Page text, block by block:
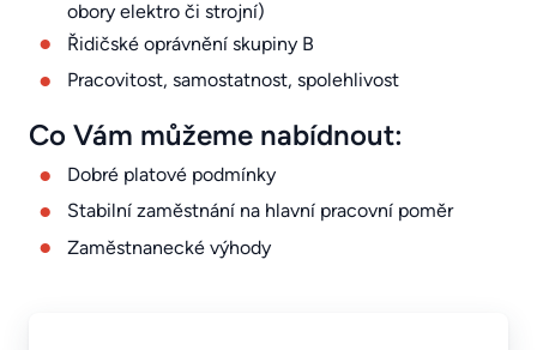
obory elektro či strojní)
Řidičské oprávnění skupiny B
Pracovitost, samostatnost, spolehlivost
Co Vám můžeme nabídnout:
Dobré platové podmínky
Stabilní zaměstnání na hlavní pracovní poměr
Zaměstnanecké výhody